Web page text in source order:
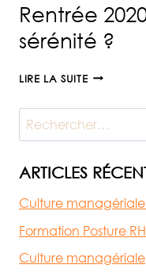
Rentrée
sérénité ?
LIRE LA SUITERENTRÉE
MODÈLE
DE
?
Rechercher :
ARTICLES
Culture
Formation Posture RH
Culture managériale